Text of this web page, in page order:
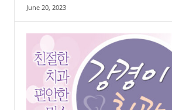
June 20, 2023